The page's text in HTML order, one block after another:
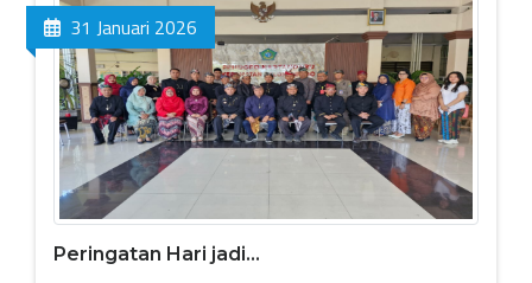
31 Januari 2026
Peringatan Hari jadi...